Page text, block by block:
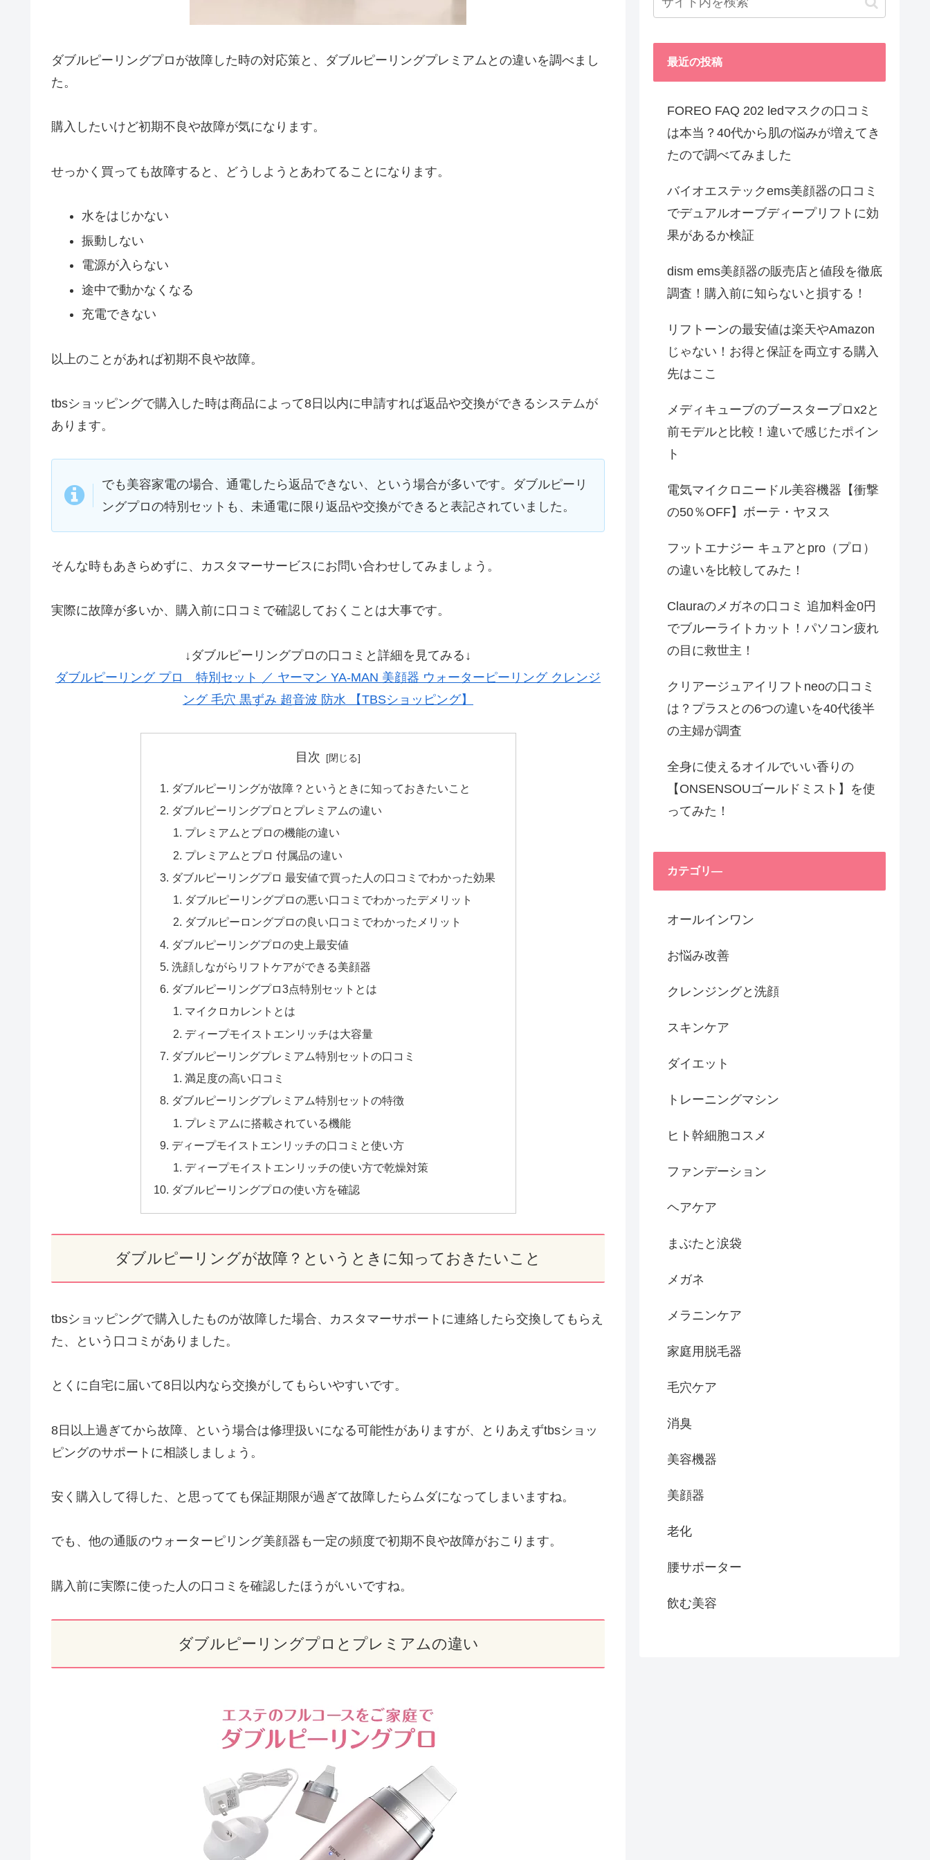
ダブルピーリングプロが故障した時の対応策と、ダブルピーリングプレミアムとの違いを調べまし
た。
購入したいけど初期不良や故障が気になります。
せっかく買っても故障すると、どうしようとあわてることになります。
水をはじかない
振動しない
電源が入らない
途中で動かなくなる
充電できない
以上のことがあれば初期不良や故障。
tbsショッピングで購入した時は商品によって8日以内に申請すれば返品や交換ができるシステムが
あります。
でも美容家電の場合、通電したら返品できない、という場合が多いです。ダブルピーリ
ングプロの特別セットも、未通電に限り返品や交換ができると表記されていました。
そんな時もあきらめずに、カスタマーサービスにお問い合わせしてみましょう。
実際に故障が多いか、購入前に口コミで確認しておくことは大事です。
↓ダブルピーリングプロの口コミと詳細を見てみる↓
ダブルピーリング プロ 特別セット ／ ヤーマン YA-MAN 美顔器 ウォーターピーリング クレンジ
ング 毛穴 黒ずみ 超音波 防水 【TBSショッピング】
目次
ダブルピーリングが故障？というときに知っておきたいこと
ダブルピーリングプロとプレミアムの違い
プレミアムとプロの機能の違い
プレミアムとプロ 付属品の違い
ダブルピーリングプロ 最安値で買った人の口コミでわかった効果
ダブルピーリングプロの悪い口コミでわかったデメリット
ダブルピーロングプロの良い口コミでわかったメリット
ダブルピーリングプロの史上最安値
洗顔しながらリフトケアができる美顔器
ダブルピーリングプロ3点特別セットとは
マイクロカレントとは
ディープモイストエンリッチは大容量
ダブルピーリングプレミアム特別セットの口コミ
満足度の高い口コミ
ダブルピーリングプレミアム特別セットの特徴
プレミアムに搭載されている機能
ディープモイストエンリッチの口コミと使い方
ディープモイストエンリッチの使い方で乾燥対策
ダブルピーリングプロの使い方を確認
ダブルピーリングが故障？というときに知っておきたいこと
tbsショッピングで購入したものが故障した場合、カスタマーサポートに連絡したら交換してもらえ
た、という口コミがありました。
とくに自宅に届いて8日以内なら交換がしてもらいやすいです。
8日以上過ぎてから故障、という場合は修理扱いになる可能性がありますが、とりあえずtbsショッ
ピングのサポートに相談しましょう。
安く購入して得した、と思ってても保証期限が過ぎて故障したらムダになってしまいますね。
でも、他の通販のウォーターピリング美顔器も一定の頻度で初期不良や故障がおこります。
購入前に実際に使った人の口コミを確認したほうがいいですね。
ダブルピーリングプロとプレミアムの違い
最近の投稿
FOREO FAQ 202 ledマスクの口コミ
は本当？40代から肌の悩みが増えてき
たので調べてみました
バイオエステックems美顔器の口コミ
でデュアルオーブディープリフトに効
果があるか検証
dism ems美顔器の販売店と値段を徹底
調査！購入前に知らないと損する！
リフトーンの最安値は楽天やAmazon
じゃない！お得と保証を両立する購入
先はここ
メディキューブのブースタープロx2と
前モデルと比較！違いで感じたポイン
ト
電気マイクロニードル美容機器【衝撃
の50％OFF】ボーテ・ヤヌス
フットエナジー キュアとpro（プロ）
の違いを比較してみた！
Clauraのメガネの口コミ 追加料金0円
でブルーライトカット！パソコン疲れ
の目に救世主！
クリアージュアイリフトneoの口コミ
は？プラスとの6つの違いを40代後半
の主婦が調査
全身に使えるオイルでいい香りの
【ONSENSOUゴールドミスト】を使
ってみた！
カテゴリ―
オールインワン
お悩み改善
クレンジングと洗顔
スキンケア
ダイエット
トレーニングマシン
ヒト幹細胞コスメ
ファンデーション
ヘアケア
まぶたと涙袋
メガネ
メラニンケア
家庭用脱毛器
毛穴ケア
消臭
美容機器
美顔器
老化
腰サポーター
飲む美容